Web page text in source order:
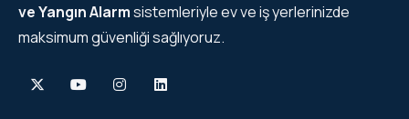
ve Yangın Alarmsistemleriyle ev ve iş yerlerinizde
maksimum güvenliği sağlıyoruz.